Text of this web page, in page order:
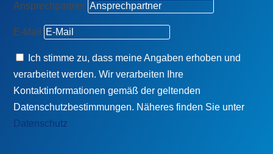
Ansprechpartner
E-Mail
Ich stimme zu, dass meine Angaben erhoben und
verarbeitet werden. Wir verarbeiten Ihre
Kontaktinformationen gemäß der geltenden
Datenschutzbestimmungen. Näheres finden Sie unter
Datenschutz